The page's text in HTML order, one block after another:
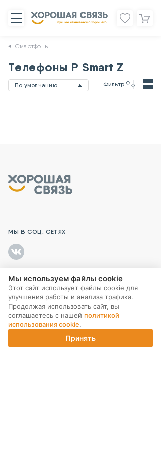
Смартфоны
Телефоны P Smart Z
По умолчанию Фильтр
Корзина
ИНТЕРНЕТ-МАГАЗИН
МЫ В СОЦ. СЕТЯХ
ПОДПИСКА НА РАССЫЛКУ
Мы используем файлы cookie
Этот сайт использует файлы cookie для
улучшения работы и анализа трафика.
Продолжая использовать сайт, вы
соглашаетесь с нашей политикой
использования cookie.
Принять